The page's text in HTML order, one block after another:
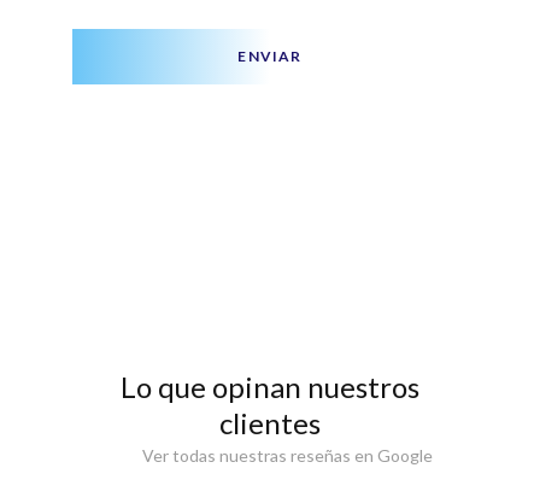
ENVIAR
Lo que opinan nuestros
clientes
Ver todas nuestras reseñas en Google